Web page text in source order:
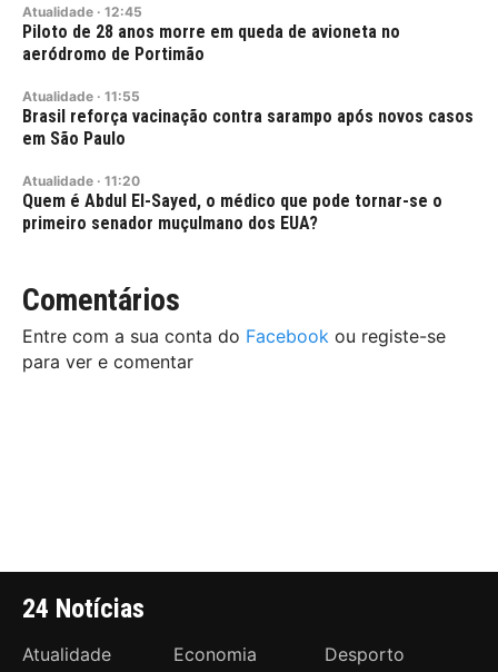
Atualidade · 12:45
Piloto de 28 anos morre em queda de avioneta no
aeródromo de Portimão
Atualidade · 11:55
Brasil reforça vacinação contra sarampo após novos casos
em São Paulo
Atualidade · 11:20
Quem é Abdul El-Sayed, o médico que pode tornar-se o
primeiro senador muçulmano dos EUA?
Comentários
Entre com a sua conta do Facebook ou registe-se
para ver e comentar
24 Notícias
Atualidade Economia
Desporto